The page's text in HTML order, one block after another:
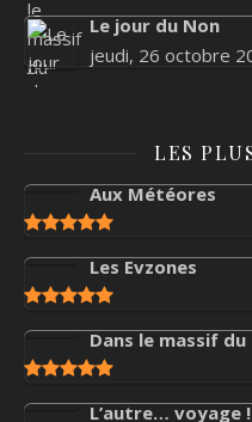
Le jour du Non
jeudi, 26 octobre
LES
Aux Météores
Les Evzones
Dans le massif du
L’autre… voyage !